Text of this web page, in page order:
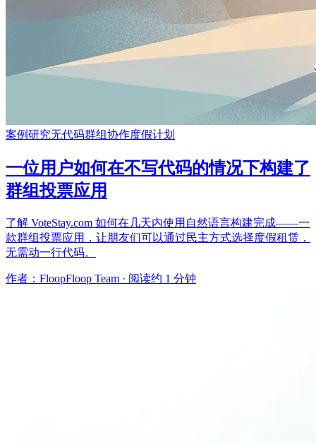
案例研究无代码群组协作度假计划
一位用户如何在不写代码的情况下构建了
群组投票应用
了解 VoteStay.com 如何在几天内使用自然语言构建完成——一
款群组投票应用，让朋友们可以通过民主方式选择度假租赁，
无需动一行代码。
作者：FloopFloop Team · 阅读约 1 分钟